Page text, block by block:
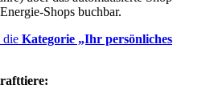
Shops buchbar.
die Kategorie „Ihr persönliches